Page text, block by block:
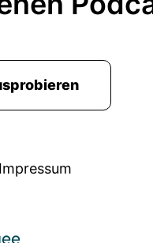
Impressum